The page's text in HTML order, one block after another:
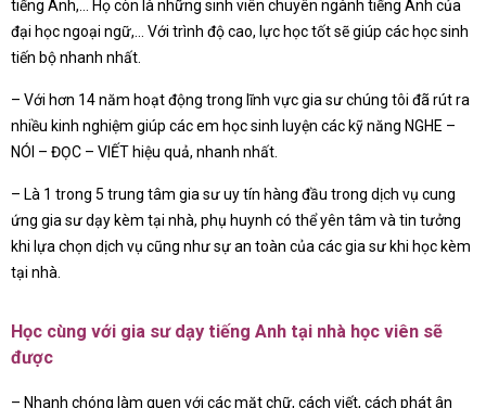
tiếng Anh,… Họ còn là những sinh viên chuyên ngành tiếng Anh của
đại học ngoại ngữ,… Với trình độ cao, lực học tốt sẽ giúp các học sinh
tiến bộ nhanh nhất.
– Với hơn 14 năm hoạt động trong lĩnh vực gia sư chúng tôi đã rút ra
nhiều kinh nghiệm giúp các em học sinh luyện các kỹ năng NGHE –
NÓI – ĐỌC – VIẾT hiệu quả, nhanh nhất.
– Là 1 trong 5 trung tâm gia sư uy tín hàng đầu trong dịch vụ cung
ứng gia sư dạy kèm tại nhà, phụ huynh có thể yên tâm và tin tưởng
khi lựa chọn dịch vụ cũng như sự an toàn của các gia sư khi học kèm
tại nhà.
Học cùng với gia sư dạy tiếng Anh tại nhà học viên sẽ
được
– Nhanh chóng làm quen với các mặt chữ, cách viết, cách phát ân